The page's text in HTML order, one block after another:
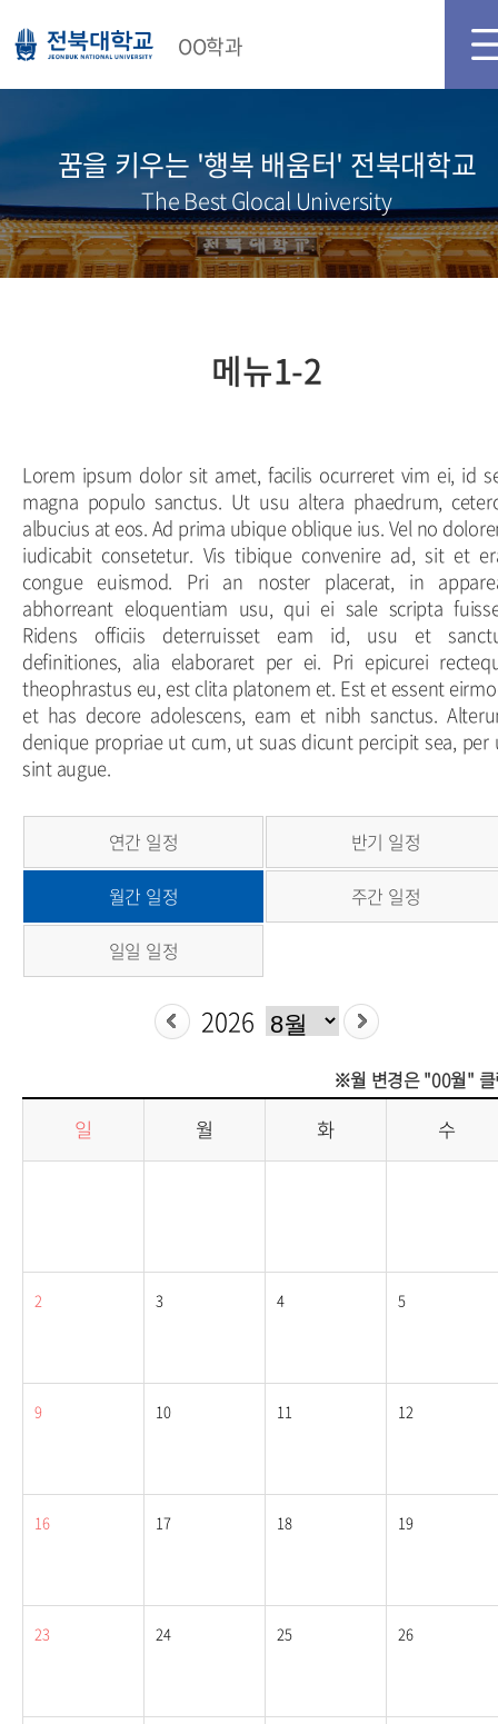
OO학과
꿈을 키우는 '행복 배움터' 전북대학교
The Best Glocal University
메뉴1-2
Lorem ipsum dolor sit amet, facilis ocurreret vim ei, id
magna populo sanctus. Ut usu altera phaedrum,
albucius at eos. Ad prima ubique oblique ius. Vel no
iudicabit consetetur. Vis tibique convenire ad, sit et
congue euismod. Pri an noster placerat, in
abhorreant eloquentiam usu, qui ei sale scripta
Ridens officiis deterruisset eam id, usu et
definitiones, alia elaboraret per ei. Pri epicurei
theophrastus eu, est clita platonem et. Est et essent
et has decore adolescens, eam et nibh sanctus.
denique propriae ut cum, ut suas dicunt percipit sea, per
sint augue.
연간 일정 반기 일정
월간 일정 주간 일정
일일 일정
※월 변경은 "00월"
일 월 화 수
2 3 4 5
9 10 11 12
16 17 18 19
23 24 25 26